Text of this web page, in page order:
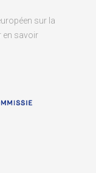
sur la
en savoir